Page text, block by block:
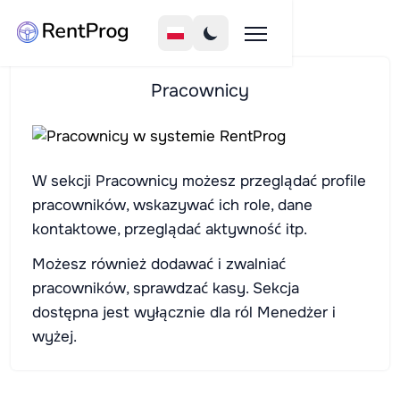
Pracownicy
W sekcji Pracownicy możesz przeglądać profile
pracowników, wskazywać ich role, dane
kontaktowe, przeglądać aktywność itp.
Możesz również dodawać i zwalniać
pracowników, sprawdzać kasy. Sekcja
dostępna jest wyłącznie dla ról Menedżer i
wyżej.